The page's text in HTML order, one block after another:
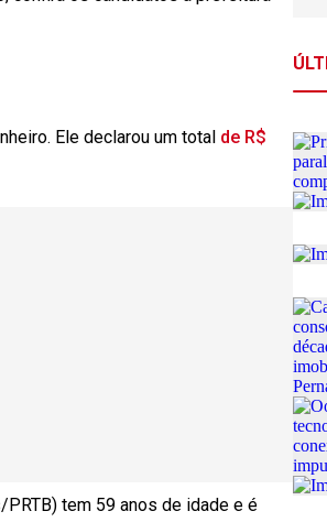
Ele declarou um total de R$
tem 59 anos de idade e é